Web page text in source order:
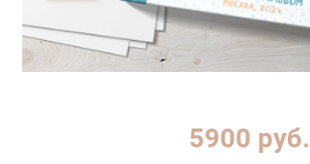
5900 руб.